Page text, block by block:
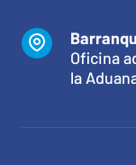
Oficina
la